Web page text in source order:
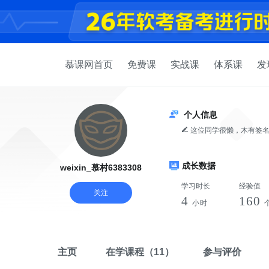
慕课网首页 免费课 实战课 体系课 发
weixin_慕村6383308
关注
个人信息
这位同学很懒，木有签
成长数据
学习时长
4 小时
经验值
160
主页 在学课程 （11） 参与评价